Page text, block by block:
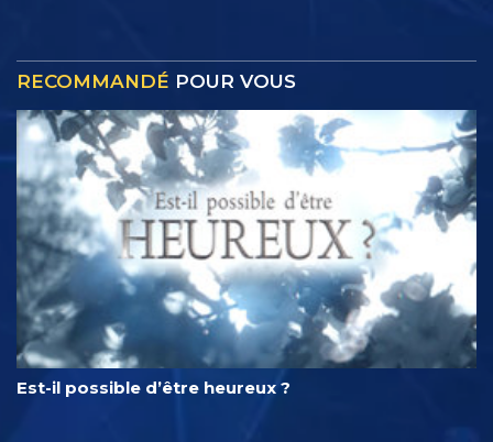
RECOMMANDÉ POUR VOUS
Est-il possible d’être heureux ?